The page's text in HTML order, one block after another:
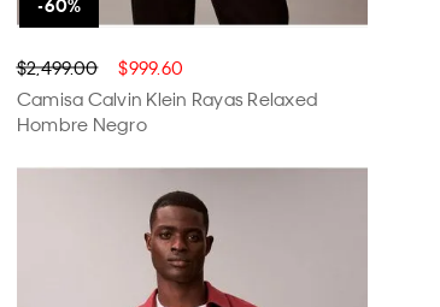
$2,499.00 $999.60
Camisa Calvin Klein Rayas Relaxed
Hombre Negro